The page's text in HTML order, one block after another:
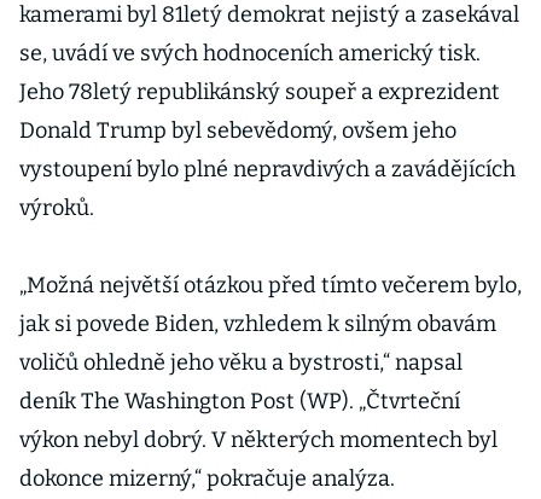
kamerami byl 81letý demokrat nejistý a zasekával
se, uvádí ve svých hodnoceních americký tisk.
Jeho 78letý republikánský soupeř a exprezident
Donald Trump byl sebevědomý, ovšem jeho
vystoupení bylo plné nepravdivých a zavádějících
výroků.
„Možná největší otázkou před tímto večerem bylo,
jak si povede Biden, vzhledem k silným obavám
voličů ohledně jeho věku a bystrosti,“ napsal
deník The Washington Post (WP). „Čtvrteční
výkon nebyl dobrý. V některých momentech byl
dokonce mizerný,“ pokračuje analýza.